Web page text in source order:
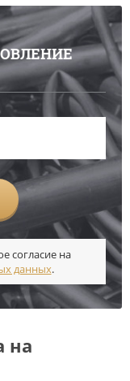
согласие на
данных.
на